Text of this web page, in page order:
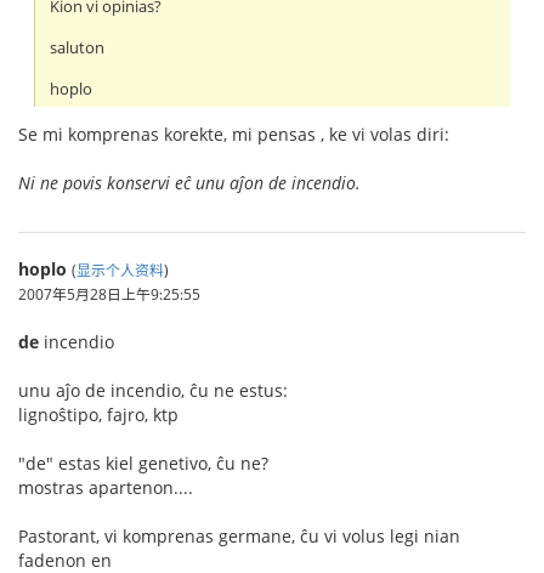
Kion vi opinias?
saluton
hoplo
Se mi komprenas korekte, mi pensas , ke vi volas diri:
Ni ne povis konservi eĉ unu aĵon de incendio.
hoplo (显示个人资料)
2007年5月28日上午9:25:55
de incendio
unu aĵo de incendio, ĉu ne estus:
lignoŝtipo, fajro, ktp
"de" estas kiel genetivo, ĉu ne?
mostras apartenon....
Pastorant, vi komprenas germane, ĉu vi volus legi nian
fadenon en